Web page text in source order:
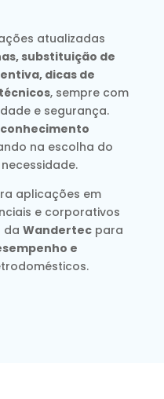
atualizadas
substituição de
dicas de
, sempre com
e segurança.
conhecimento
na escolha do
aplicações em
e corporativos
da Wandertecpara
e